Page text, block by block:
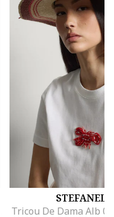
STEFANEL
Tricou De Dama Alb